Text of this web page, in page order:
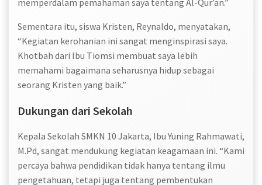
memperdalam pemahaman saya tentang Al-Qur’an.”
Sementara itu, siswa Kristen, Reynaldo, menyatakan,
“Kegiatan kerohanian ini sangat menginspirasi saya.
Khotbah dari Ibu Tiomsi membuat saya lebih
memahami bagaimana seharusnya hidup sebagai
seorang Kristen yang baik.”
Dukungan dari Sekolah
Kepala Sekolah SMKN 10 Jakarta, Ibu Yuning Rahmawati,
M.Pd, sangat mendukung kegiatan keagamaan ini. “Kami
percaya bahwa pendidikan tidak hanya tentang ilmu
pengetahuan, tetapi juga tentang pembentukan